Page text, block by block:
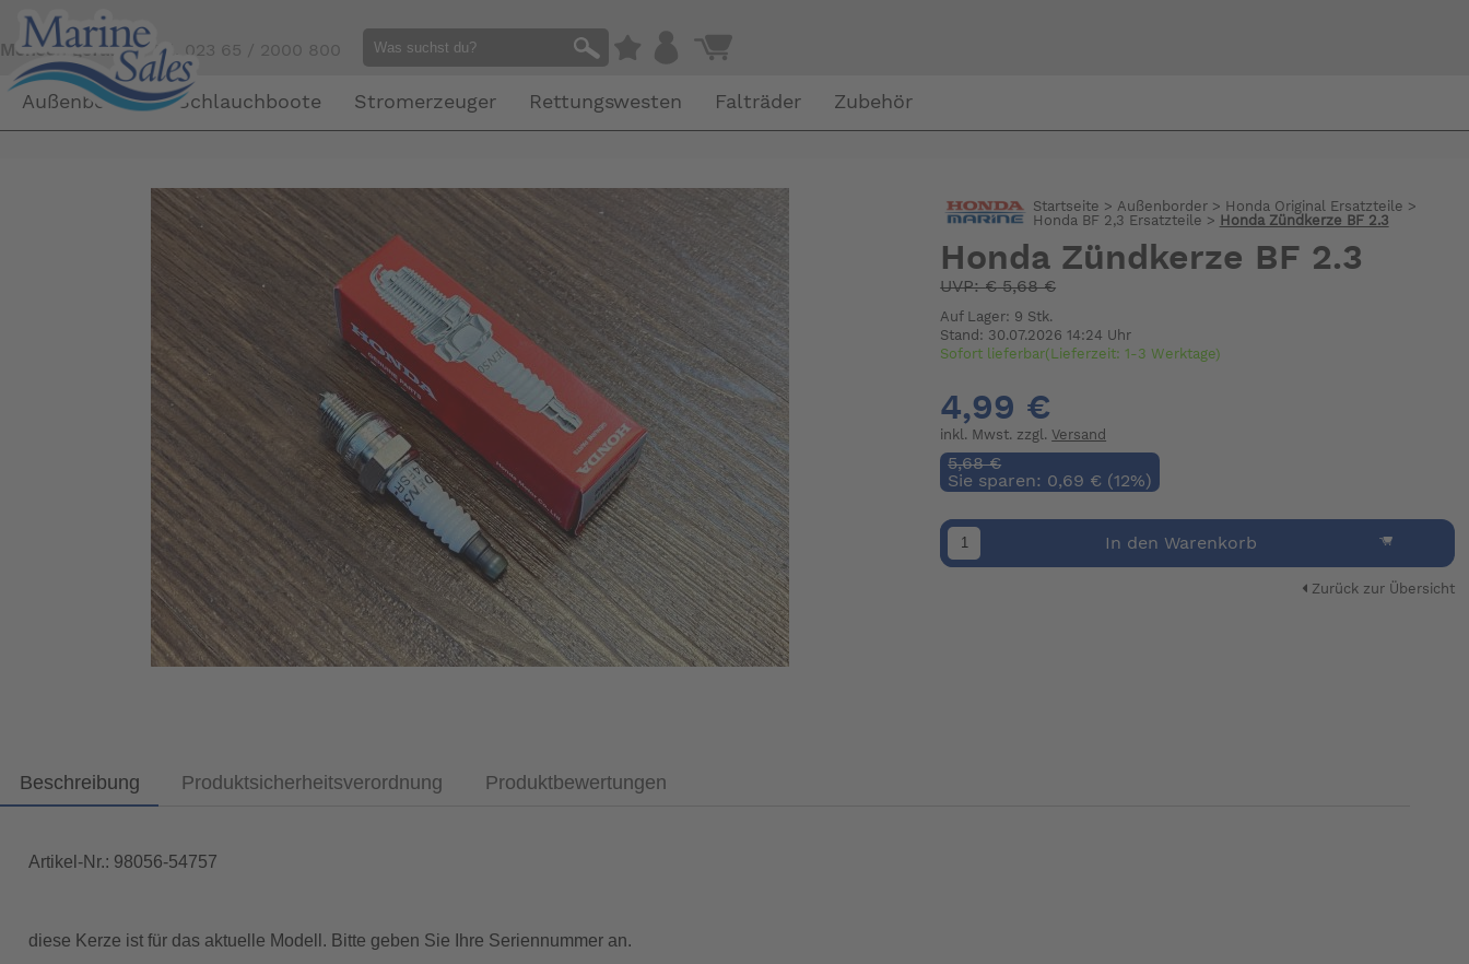
Mensch gefällig?Tel. 023 65 / 2000 800
Außenborder Schlauchboote Stromerzeuger Rettungswesten Falträder Zubehör
Startseite > Außenborder> Honda Original Ersatzteile >
Honda BF 2,3 Ersatzteile > Honda Zündkerze BF 2.3
Honda Zündkerze BF 2.3
UVP:€5,68 €
Auf Lager: 9 Stk.
Stand: 30.07.2026 14:24 Uhr
Sofort lieferbar(Lieferzeit: 1-3 Werktage)
4,99 €
inkl. Mwst. zzgl.Versand
5,68 €
Sie sparen: 0,69 € (12%)
In den Warenkorb
Zurück zur Übersicht
Beschreibung Produktsicherheitsverordnung Produktbewertungen
Artikel-Nr.: 98056-54757
diese Kerze ist für das aktuelle Modell. Bitte geben Sie Ihre Seriennummer an.